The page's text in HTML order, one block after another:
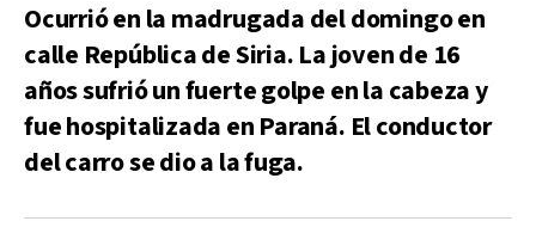
Ocurrió en la madrugada del domingo en
calle República de Siria. La joven de 16
años sufrió un fuerte golpe en la cabeza y
fue hospitalizada en Paraná. El conductor
del carro se dio a la fuga.